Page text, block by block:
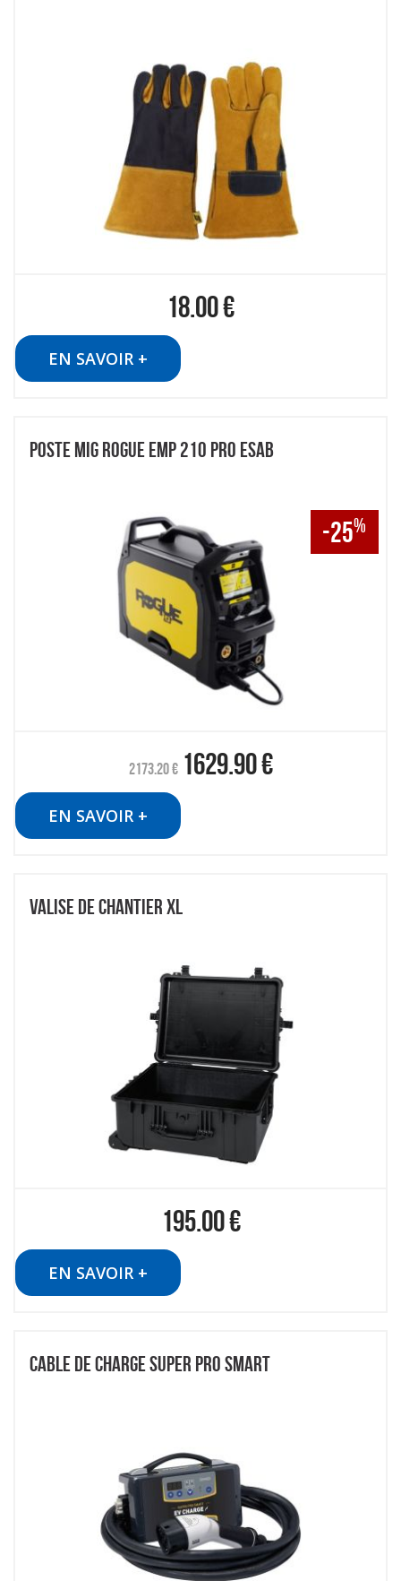
18.00€
EN SAVOIR +
POSTE MIG ROGUE EMP 210 PRO ESAB
-25%
2173.20€ 1629.90€
EN SAVOIR +
VALISE DE CHANTIER XL
195.00€
EN SAVOIR +
CABLE DE CHARGE SUPER PRO SMART